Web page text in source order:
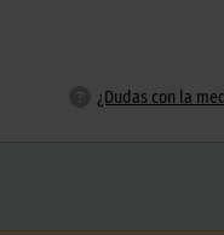
¿Dudas con la